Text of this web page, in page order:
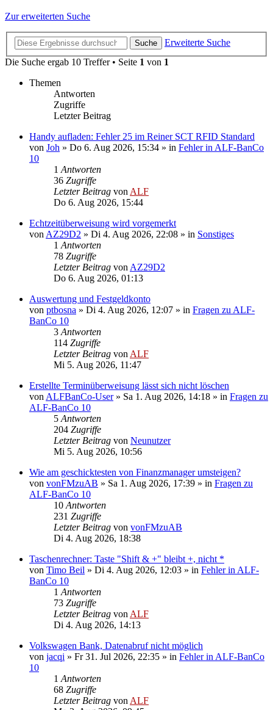
Zur erweiterten Suche
Suche
Erweiterte Suche
Die Suche ergab 10 Treffer • Seite 1 von 1
Themen
Antworten
Zugriffe
Letzter Beitrag
Handy aufladen: Fehler 25 im Reiner SCT RFID Standard
von Joh » Do 6. Aug 2026, 15:34 » in Fehler in ALF-BanCo
10
1 Antworten
36 Zugriffe
Letzter Beitrag von ALF
Do 6. Aug 2026, 15:44
Echtzeitüberweisung wird vorgemerkt
von AZ29D2 » Di 4. Aug 2026, 22:08 » in Sonstiges
1 Antworten
78 Zugriffe
Letzter Beitrag von AZ29D2
Do 6. Aug 2026, 01:13
Auswertung und Festgeldkonto
von ptbosna » Di 4. Aug 2026, 12:07 » in Fragen zu ALF-
BanCo 10
3 Antworten
114 Zugriffe
Letzter Beitrag von ALF
Mi 5. Aug 2026, 11:47
Erstellte Terminüberweisung lässt sich nicht löschen
von ALFBanCo-User» Sa 1. Aug 2026, 14:18 » in Fragen zu
ALF-BanCo 10
5 Antworten
204 Zugriffe
Letzter Beitrag von Neunutzer
Mi 5. Aug 2026, 10:56
Wie am geschicktesten von Finanzmanager umsteigen?
von vonFMzuAB » Sa 1. Aug 2026, 17:39 » in Fragen zu
ALF-BanCo 10
10 Antworten
231 Zugriffe
Letzter Beitrag von vonFMzuAB
Di 4. Aug 2026, 18:38
Taschenrechner: Taste "Shift & +" bleibt +, nicht *
von Timo Beil » Di 4. Aug 2026, 12:03 » in Fehler in ALF-
BanCo 10
1 Antworten
73 Zugriffe
Letzter Beitrag von ALF
Di 4. Aug 2026, 14:13
Volkswagen Bank, Datenabruf nicht möglich
von jacqi » Fr 31. Jul 2026, 22:35 » in Fehler in ALF-BanCo
10
1 Antworten
68 Zugriffe
Letzter Beitrag von ALF